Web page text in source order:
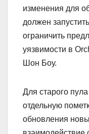
изменения для
должен
ограничить
уязвимости в
Шон Боу.
Для старого
отдельную
обновления